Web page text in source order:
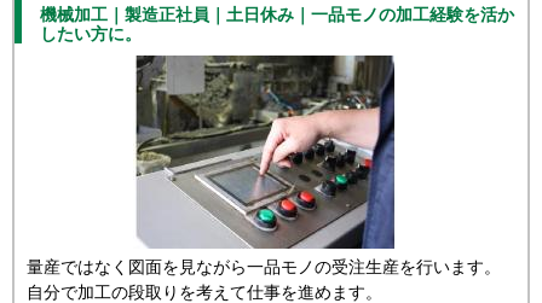
機械加工｜製造正社員｜土日休み｜一品モノの加工経験を活か
したい方に。
量産ではなく図面を見ながら一品モノの受注生産を行います。
自分で加工の段取りを考えて仕事を進めます。